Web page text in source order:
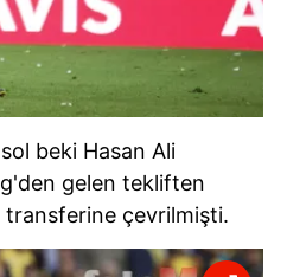
beki Hasan Ali
gelen tekliften
çevrilmişti.